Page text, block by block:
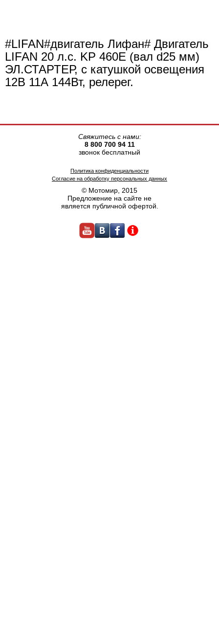
#LIFAN#двигатель Лифан# Двигатель
LIFAN 20 л.с. KP 460E (вал d25 мм)
ЭЛ.СТАРТЕР, с катушкой освещения
12В 11А 144Вт, релерег.
© Мотомир, 2015
Предложение на сайте не
является публичной офертой.
Политика конфиденциальности
Согласие на обработку персональных данных
Свяжитесь с нами:
8 800 700 94 11
звонок бесплатный